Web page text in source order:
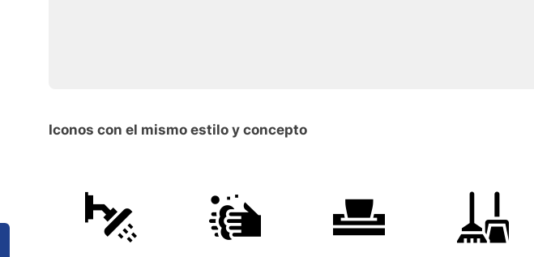
Iconos con el mismo estilo y concepto